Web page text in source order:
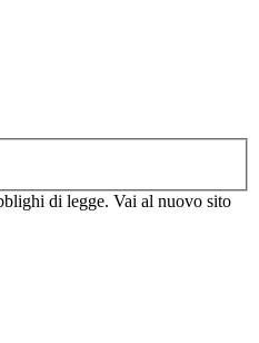
di legge. Vai al nuovo sito